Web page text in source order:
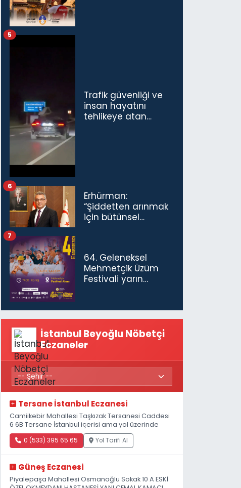
Trafik güvenliği ve
insan hayatını
tehlikeye atan
5
Erhürman:
“Şiddetten arınmak
için bütünsel
6
64. Geleneksel
Mehmetçik Üzüm
Festivali yarın
7
İstanbul Beyoğlu Nöbetçi
Eczaneler
Tersane İstanbul Eczanesi
Camiikebir Mahallesi Taşkızak Tersanesi Caddesi
6 6B Tersane İstanbul içerisi ama yol üzerinde
0 (533) 395 65 65 Yol Tarifi Al
Güneş Eczanesi
Piyalepaşa Mahallesi Osmanoğlu Sokak 10 A ESKİ